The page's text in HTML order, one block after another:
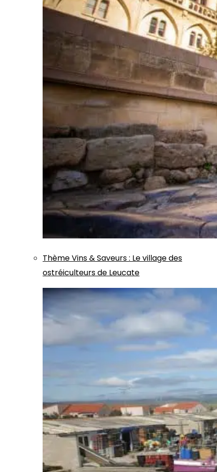
ThèmeVins & Saveurs: Le village des
ostréiculteurs de Leucate